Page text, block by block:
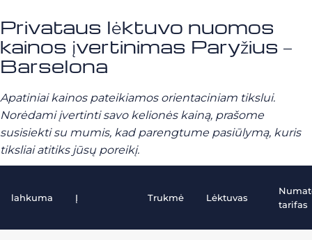
Privataus lėktuvo nuomos
kainos įvertinimas Paryžius –
Barselona
Apatiniai kainos pateikiamos orientaciniam tikslui.
Norėdami įvertinti savo kelionės kainą, prašome
susisiekti su mumis, kad parengtume pasiūlymą, kuris
tiksliai atitiks jūsų poreikį.
lahkuma Į Trukmė Lėktuvas
tarifas